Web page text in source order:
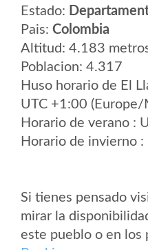
Estado:
Pais: Colombia
Altitud: 4.183
Poblacion: 4.317
Huso horario de El
UTC +1:00 (Europe/
Horario de verano :
Horario de invierno :
Si tienes pensado
mirar la
este pueblo o en los